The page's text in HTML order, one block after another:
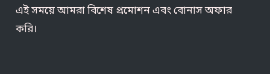
এই সময়ে আমরা বিশেষ প্রমোশন এবং বোনাস অফার
করি।